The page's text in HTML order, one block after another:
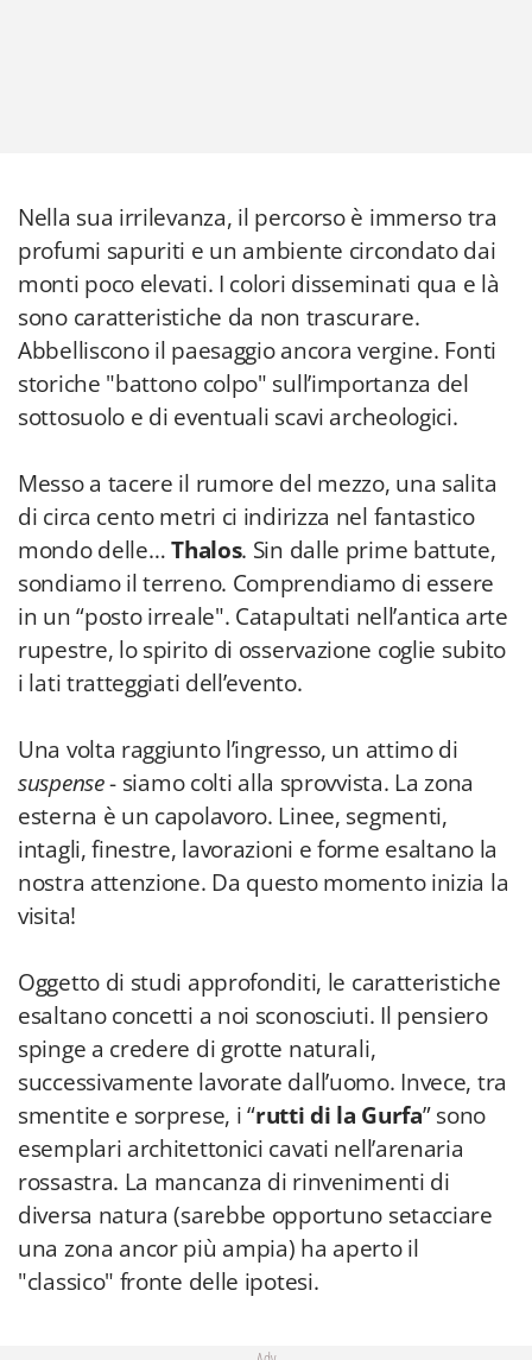
Nella sua irrilevanza, il percorso è immerso tra
profumi sapuriti e un ambiente circondato dai
monti poco elevati. I colori disseminati qua e là
sono caratteristiche da non trascurare.
Abbelliscono il paesaggio ancora vergine. Fonti
storiche "battono colpo" sull’importanza del
sottosuolo e di eventuali scavi archeologici.
Messo a tacere il rumore del mezzo, una salita
di circa cento metri ci indirizza nel fantastico
mondo delle…Thalos. Sin dalle prime battute,
sondiamo il terreno. Comprendiamo di essere
in un “posto irreale". Catapultati nell’antica arte
rupestre, lo spirito di osservazione coglie subito
i lati tratteggiati dell’evento.
Una volta raggiunto l’ingresso, un attimo di
suspense- siamo colti alla sprovvista. La zona
esterna è un capolavoro. Linee, segmenti,
intagli, finestre, lavorazioni e forme esaltano la
nostra attenzione. Da questo momento inizia la
visita!
Oggetto di studi approfonditi, le caratteristiche
esaltano concetti a noi sconosciuti. Il pensiero
spinge a credere di grotte naturali,
successivamente lavorate dall’uomo. Invece, tra
smentite e sorprese, i “rutti di la Gurfa” sono
esemplari architettonici cavati nell’arenaria
rossastra. La mancanza di rinvenimenti di
diversa natura (sarebbe opportuno setacciare
una zona ancor più ampia) ha aperto il
"classico" fronte delle ipotesi.